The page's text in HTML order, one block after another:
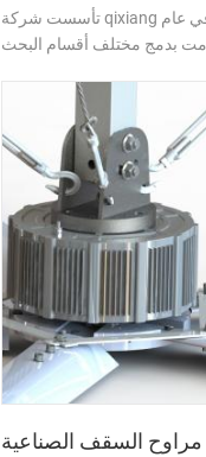
تأسست شركة qixiang كشركة مصنعة في عام
قامت بدمج مختلف أقسام البحث
ذات الجهد العالي الصناعية
والأبواب الصناعية ومعدات
اللوجستية وغيرها من أجهزة
سنوات من الخبرة في التصدير
بشعبية في جنوب شرق آسيا
الوسطى وجنوب أفريقيا
وكذلك الدول الأوروبية.
السقف الصناعية